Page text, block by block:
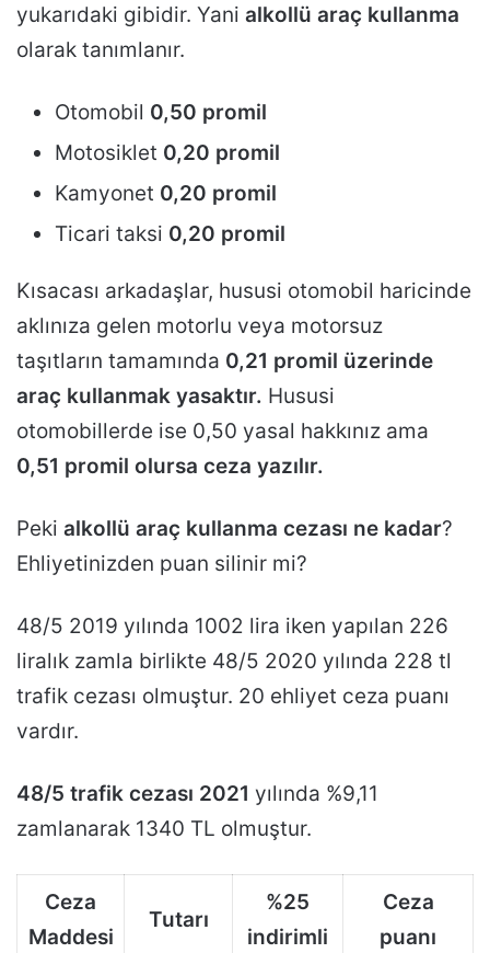
yukarıdaki gibidir. Yani alkollü araç kullanma
olarak tanımlanır.
Otomobil 0,50 promil
Motosiklet 0,20 promil
Kamyonet 0,20 promil
Ticari taksi 0,20 promil
Kısacası arkadaşlar, hususi otomobil haricinde
aklınıza gelen motorlu veya motorsuz
taşıtların tamamında 0,21 promil üzerinde
araç kullanmak yasaktır. Hususi
otomobillerde ise 0,50 yasal hakkınız ama
0,51 promil olursa ceza yazılır.
Peki alkollü araç kullanma cezası ne kadar?
Ehliyetinizden puan silinir mi?
48/5 2019 yılında 1002 lira iken yapılan 226
liralık zamla birlikte 48/5 2020 yılında 228 tl
trafik cezası olmuştur. 20 ehliyet ceza puanı
vardır.
48/5 trafik cezası 2021 yılında %9,11
zamlanarak 1340 TL olmuştur.
Ceza
Maddesi
Tutarı
%25
indirimli
Ceza
puanı